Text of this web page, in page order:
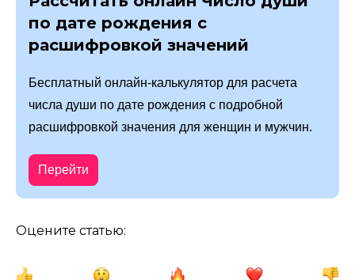
по дате рождения с
расшифровкой значений
Бесплатный онлайн-калькулятор для расчета
числа души по дате рождения с подробной
расшифровкой значения для женщин и мужчин.
Перейти
Оцените статью: